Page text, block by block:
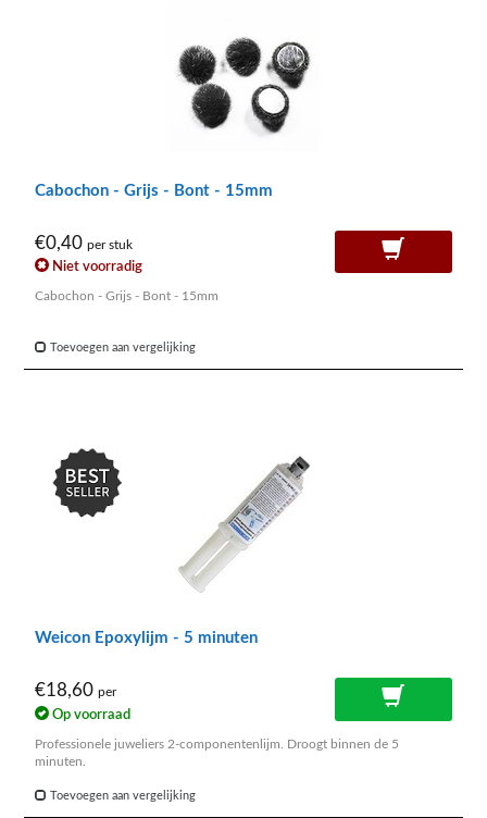
Cabochon - Grijs - Bont - 15mm
€0,40 per stuk
Niet voorradig
Cabochon - Grijs - Bont - 15mm
Toevoegen aan vergelijking
Weicon Epoxylijm - 5 minuten
€18,60 per
Op voorraad
Professionele juweliers 2-componentenlijm. Droogt binnen de 5
minuten.
Toevoegen aan vergelijking